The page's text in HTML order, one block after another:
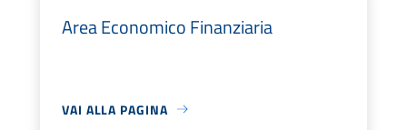
Area Economico Finanziaria
VAI ALLA PAGINA